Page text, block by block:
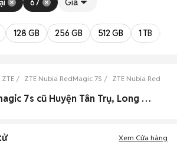
67 Giá
128 GB 256 GB 512 GB 1 TB
ZTE ZTE Nubia RedMagic 7S ZTE Nubia
0 Zte Nubia Redmagic 7s cũ Huyện Tân Trụ, Long An đẹp
Xem Cửa hàng